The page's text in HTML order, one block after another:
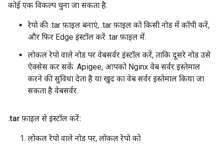
कोई एक विकल्प चुना जा सकता है:
रेपो की .tar फ़ाइल बनाएं, .tar फ़ाइल को किसी नोड में कॉपी करें,
और फिर Edge इंस्टॉल करें .tar फ़ाइल में.
लोकल रेपो वाले नोड पर वेबसर्वर इंस्टॉल करें, ताकि दूसरे नोड उसे
ऐक्सेस कर सकें. Apigee, आपको Nginx वेब सर्वर इस्तेमाल
करने की सुविधा देता है या खुद का वेब सर्वर इस्तेमाल किया जा
सकता है वेबसर्वर.
.tar फ़ाइल से इंस्टॉल करें:
लोकल रेपो वाले नोड पर, लोकल रेपो को